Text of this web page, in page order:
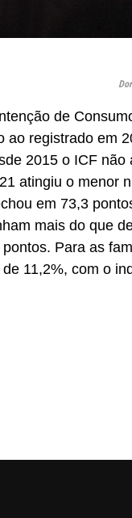
de
ao registrado em
2015 o ICF
atingiu o menor
em 73,3
mais do que
Para as
11,2%, com o